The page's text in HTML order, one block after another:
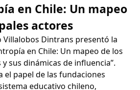
en Chile: Un mapeo
actores
Villalobos Dintrans presentó la
en Chile: Un mapeo de los
sus dinámicas de influencia”.
el papel de las fundaciones
educativo chileno,